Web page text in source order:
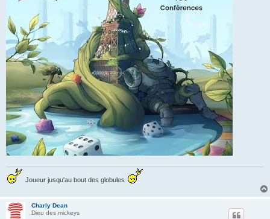
Joueur jusqu'au bout des globules
Charly Dean
Dieu des mickeys